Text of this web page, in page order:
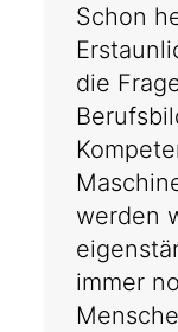
Schon
die
werden
immer